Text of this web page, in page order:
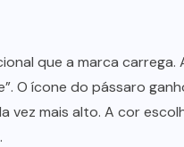
que a marca carrega.
O ícone do pássaro
vez mais alto. A cor